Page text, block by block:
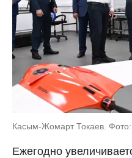
Касым-Жомарт Токаев.
Ежегодно